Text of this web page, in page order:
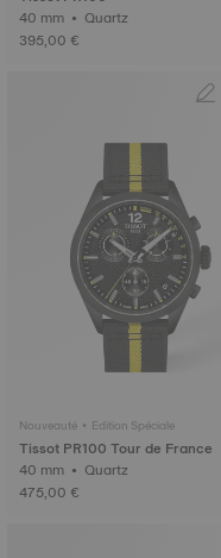
40 mm • Quartz
395,00 €
Nouveauté • Edition Spéciale
Tissot PR100 Tour de France
40 mm • Quartz
475,00 €